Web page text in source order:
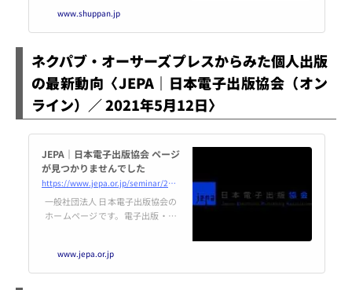
末」 日時：2021年5月25日（火）
19時00分～21時00分報告：米澤
イン開
www.shuppan.jp
ネクパブ・オーサーズプレスからみた個人出版
の最新動向〈JEPA｜日本電子出版協会（オン
ライン）／ 2021年5月12日〉
JEPA｜日本電子出版協会 ページ
が見つかりませんでした
https://www.jepa.or.jp/seminar/20210512/
一般社団法人 日本電子出版協会の
ホームページです。電子出版・編
電子出版とは、会員限定情報など
配信しています。
www.jepa.or.jp